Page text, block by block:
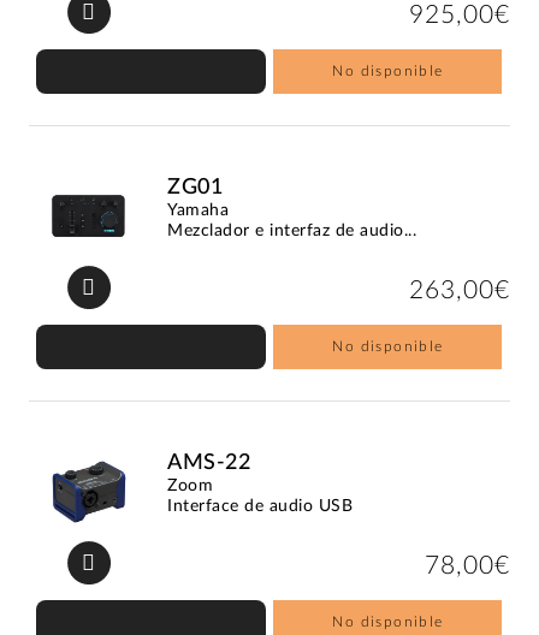
925,00€
No disponible
ZG01
Yamaha
Mezclador e interfaz de audio...
263,00€
No disponible
AMS-22
Zoom
Interface de audio USB
78,00€
No disponible